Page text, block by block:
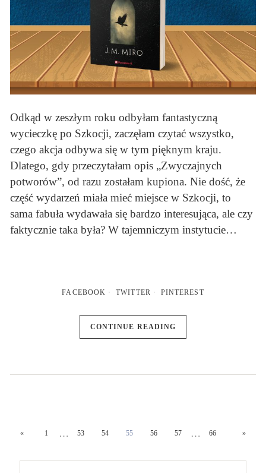
Odkąd w zeszłym roku odbyłam fantastyczną
wycieczkę po Szkocji, zaczęłam czytać wszystko,
czego akcja odbywa się w tym pięknym kraju.
Dlatego, gdy przeczytałam opis „Zwyczajnych
potworów”, od razu zostałam kupiona. Nie dość, że
część wydarzeń miała mieć miejsce w Szkocji, to
sama fabuła wydawała się bardzo interesująca, ale czy
faktycznie taka była? W tajemniczym instytucie…
FACEBOOK TWITTER PINTEREST
CONTINUE READING
« 1 … 53 54 55 56 57 … 66 »